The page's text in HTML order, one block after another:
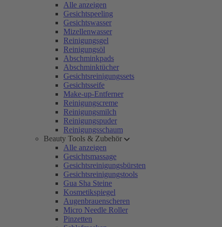
Alle anzeigen
Gesichtspeeling
Gesichtswasser
Mizellenwasser
Reinigungsgel
Reinigungsöl
Abschminkpads
Abschminktücher
Gesichtsreinigungssets
Gesichtsseife
Make-up-Entferner
Reinigungscreme
Reinigungsmilch
Reinigungspuder
Reinigungsschaum
Beauty Tools & Zubehör
Alle anzeigen
Gesichtsmassage
Gesichtsreinigungsbürsten
Gesichtsreinigungstools
Gua Sha Steine
Kosmetikspiegel
Augenbrauenscheren
Micro Needle Roller
Pinzetten